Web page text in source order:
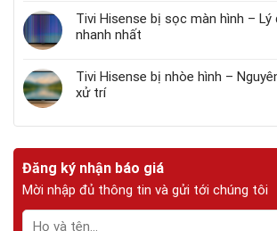
Tivi Hisense bị sọc màn hình –
nhanh nhất
Tivi Hisense bị nhòe hình –
xử trí
Đăng ký nhận báo giá
Mời nhập đủ thông tin và gửi tới chúng tôi